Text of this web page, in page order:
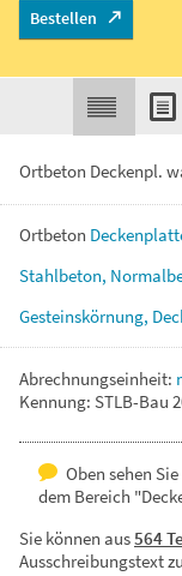
Ortbeton Deckenpl.
Ortbeton
Stahlbeton,
Gesteinskörnung,
Abrechnungseinheit:
Kennung: STLB-Bau
Oben sehen
dem Bereich
Sie können aus564
Ausschreibungstext
Bestellen